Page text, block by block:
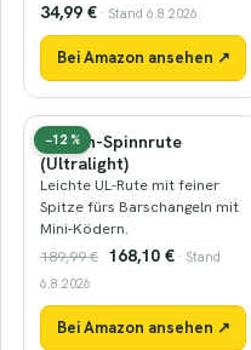
34,99 € · Stand 6.8.2026
Bei Amazon ansehen ↗
−12 %
Barsch-Spinnrute
(Ultralight)
Leichte UL-Rute mit feiner
Spitze fürs Barschangeln mit
Mini-Ködern.
189,99 € 168,10 € · Stand
6.8.2026
Bei Amazon ansehen ↗